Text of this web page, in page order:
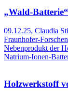
„Wald-Batterie“
09.12.25, Claudia
Fraunhofer-
Nebenprodukt der
Natrium-Ionen-
Holzwerkstoff